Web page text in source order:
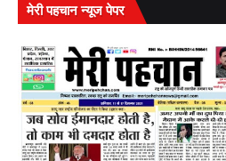
मेरी पहचान न्यूज पेपर